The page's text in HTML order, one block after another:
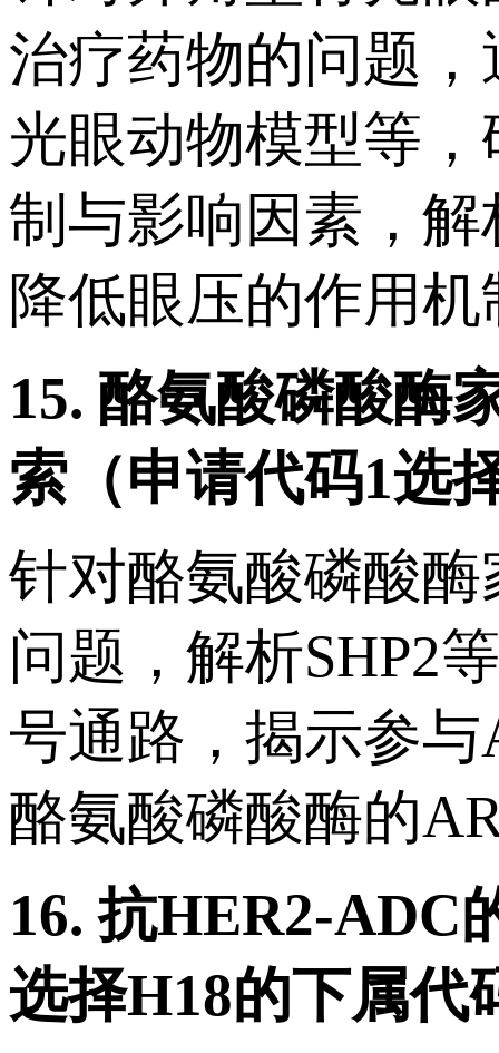
治疗药物的问题
光眼动物模型等
制与影响因素，
降低眼压的作用
15. 酪氨酸磷酸酶
索（申请代码1选
针对酪氨酸磷酸
问题，解析SHP2
号通路，揭示参
酪氨酸磷酸酶的
16. 抗HER2-ADC
选择H18的下属代